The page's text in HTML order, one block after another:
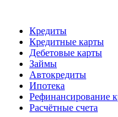
Кредиты
Кредитные карты
Дебетовые карты
Займы
Автокредиты
Ипотека
Рефинансирование
Расчётные счета